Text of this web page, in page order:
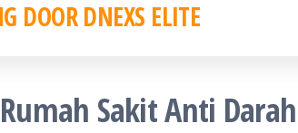
DOOR DNEXS ELITE
Sakit Anti